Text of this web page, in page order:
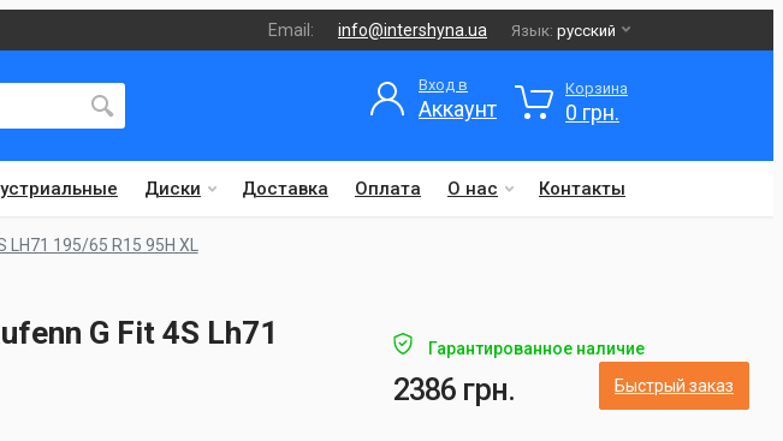
Email: info@intershyna.ua Язык: русский
Диски Доставка Оплата О нас Контакты
Вход в
Аккаунт
Корзина
0 грн.
LH71 195/65 R15 95H XL
G Fit 4S Lh71
Гарантированное наличие
2386 грн. Быстрый заказ